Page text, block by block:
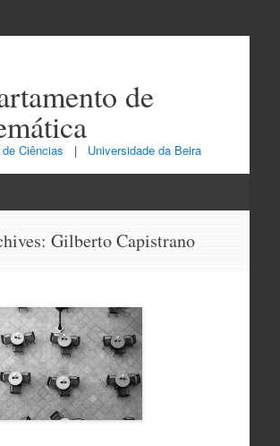
de
Ciências |
Universidade da Beira
Gilberto Capistrano